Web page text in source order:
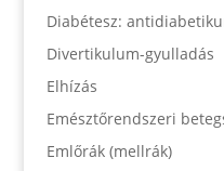
Diabétesz:
Divertikulum-gyulladás
Elhízás
Emésztőrendszeri
Emlőrák (mellrák)